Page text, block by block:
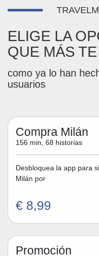
ELIGE LA
QUE MÁS
como ya lo han
usuarios
Compra Milán
156 min, 68 historias
Desbloquea la app para
Milán por
€ 8,99
Promoción